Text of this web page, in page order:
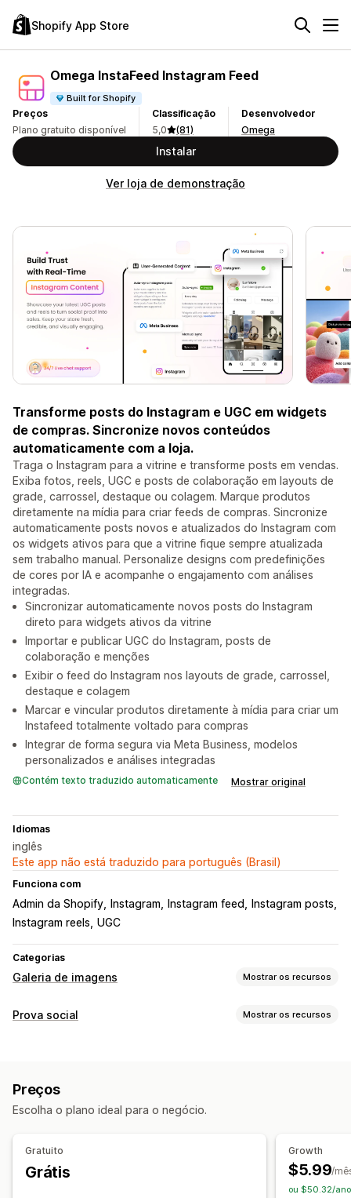
Shopify App Store
Omega InstaFeed Instagram Feed
Built for Shopify
Preços
Plano gratuito disponível
Classificação
5,0
(81)
Desenvolvedor
Omega
Instalar
Ver loja de demonstração
Transforme posts do Instagram e UGC em widgets
de compras. Sincronize novos conteúdos
automaticamente com a loja.
Traga o Instagram para a vitrine e transforme posts em vendas.
Exiba fotos, reels, UGC e posts de colaboração em layouts de
grade, carrossel, destaque ou colagem. Marque produtos
diretamente na mídia para criar feeds de compras. Sincronize
automaticamente posts novos e atualizados do Instagram com
os widgets ativos para que a vitrine fique sempre atualizada
sem trabalho manual. Personalize designs com predefinições
de cores por IA e acompanhe o engajamento com análises
integradas.
Sincronizar automaticamente novos posts do Instagram
direto para widgets ativos da vitrine
Importar e publicar UGC do Instagram, posts de
colaboração e menções
Exibir o feed do Instagram nos layouts de grade, carrossel,
destaque e colagem
Marcar e vincular produtos diretamente à mídia para criar um
Instafeed totalmente voltado para compras
Integrar de forma segura via Meta Business, modelos
personalizados e análises integradas
Contém texto traduzido automaticamente Mostrar original
Idiomas
inglês
Este app não está traduzido para português (Brasil)
Funciona com
Admin da Shopify Instagram Instagram feed
Instagram posts
Instagram reels UGC
Categorias
Galeria de imagens Mostrar os recursos
Tipos de galeria
Personalização
Upload em massa
Redimensionamento de imagens
Proteção da imagem
Prova social Mostrar os recursos
Opções de exibição
Análises
Preços
Escolha o plano ideal para o negócio.
Gratuito
Grátis
Growth
$5.99/
ou $50.32/